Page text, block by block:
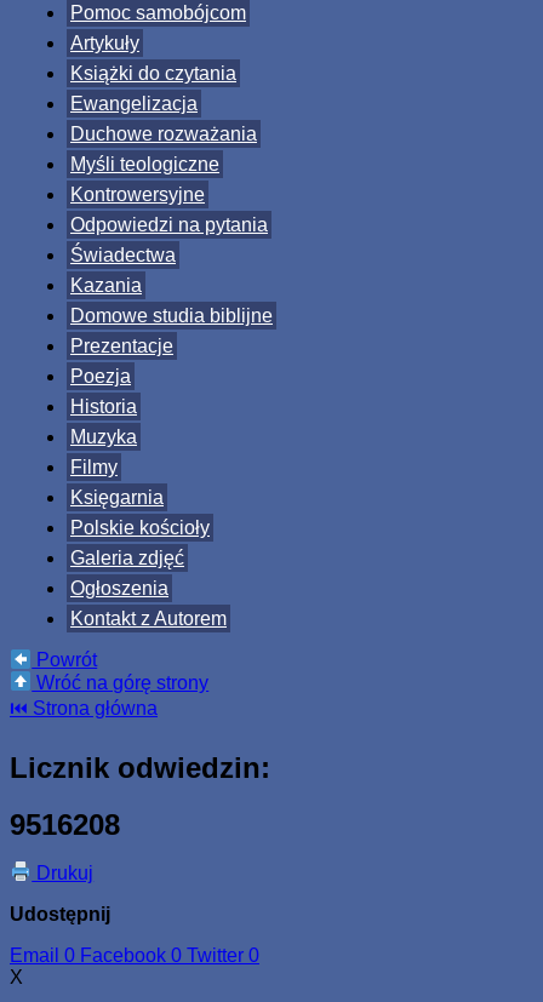
Pomoc samobójcom
Artykuły
Książki do czytania
Ewangelizacja
Duchowe rozważania
Myśli teologiczne
Kontrowersyjne
Odpowiedzi na pytania
Świadectwa
Kazania
Domowe studia biblijne
Prezentacje
Poezja
Historia
Muzyka
Filmy
Księgarnia
Polskie kościoły
Galeria zdjęć
Ogłoszenia
Kontakt z Autorem
Powrót
Wróć na górę strony
⏮ Strona główna
Licznik odwiedzin:
9516208
Drukuj
Udostępnij
Email 0 Facebook 0 Twitter 0
X